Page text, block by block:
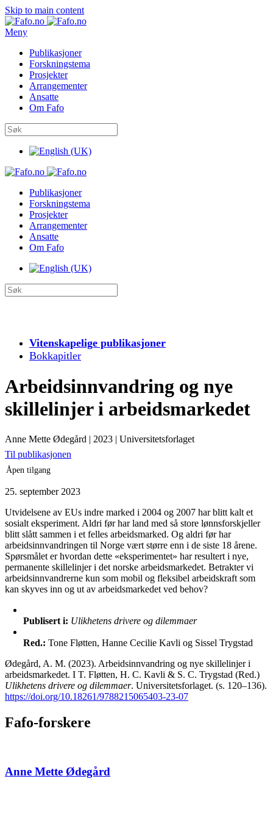
Skip to main content
Meny
Publikasjoner
Forskningstema
Prosjekter
Arrangementer
Ansatte
Om Fafo
Publikasjoner
Forskningstema
Prosjekter
Arrangementer
Ansatte
Om Fafo
Vitenskapelige publikasjoner
Bokkapitler
Arbeidsinnvandring og nye
skillelinjer i arbeidsmarkedet
Anne Mette Ødegård | 2023 | Universitetsforlaget
Til publikasjonen
Åpen tilgang
25. september 2023
Utvidelsene av EUs indre marked i 2004 og 2007 har blitt kalt et
sosialt eksperiment. Aldri før har land med så store lønnsforskjeller
blitt slått sammen i et felles arbeidsmarked. Og aldri før har
arbeidsinnvandringen til Norge vært større enn i de siste 18 årene.
Spørsmålet er hvordan dette «eksperimentet» har resultert i nye,
permanente skillelinjer i det norske arbeidsmarkedet. Betrakter vi
arbeidsinnvandrerne kun som mobil og fleksibel arbeidskraft som
kan skyves inn og ut av arbeidsmarkedet ved behov?
Publisert i: Ulikhetens drivere og dilemmaer
Red.: Tone Fløtten, Hanne Cecilie Kavli og Sissel Trygstad
Ødegård, A. M. (2023). Arbeidsinnvandring og nye skillelinjer i
arbeidsmarkedet. I T. Fløtten, H. C. Kavli & S. C. Trygstad (Red.)
Ulikhetens drivere og dilemmaer. Universitetsforlaget. (s. 120–136).
https://doi.org/10.18261/9788215065403-23-07
Fafo-forskere
Anne Mette Ødegård